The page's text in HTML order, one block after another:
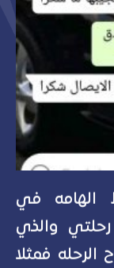
الهامه في
والذي
فمثلا